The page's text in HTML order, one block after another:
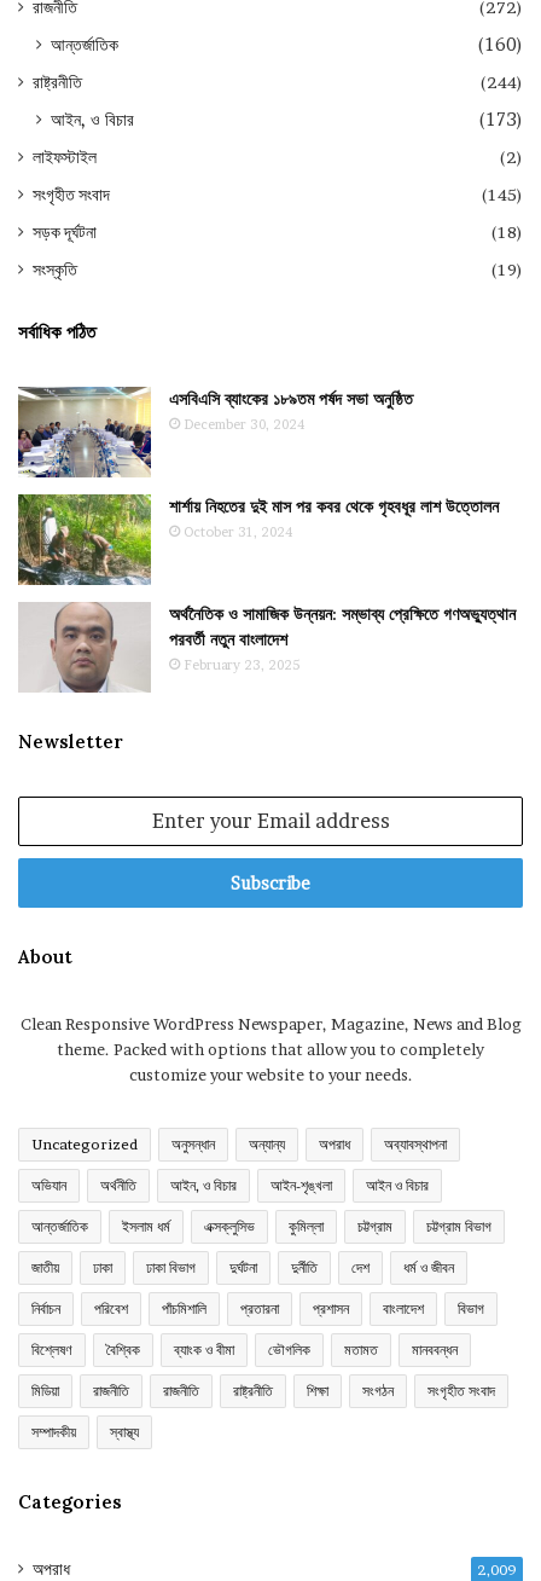
রাজনীতি
(272)
আন্তর্জাতিক (160)
রাষ্ট্রনীতি (244)
আইন, ও বিচার (173)
লাইফস্টাইল
(2)
সংগৃহীত সংবাদ
(145)
সড়ক দূর্ঘটনা
(18)
সংস্কৃতি
(19)
সর্বাধিক পঠিত
এসবিএসি ব্যাংকের ১৮৯তম পর্ষদ সভা অনুষ্ঠিত
December 30, 2024
শার্শায় নিহতের দুই মাস পর কবর থেকে গৃহবধূর লাশ উত্তোলন
October 31, 2024
অর্থনৈতিক ও সামাজিক উন্নয়ন: সম্ভাব্য প্রেক্ষিতে গণঅভ্যুত্থান
পরবর্তী নতুন বাংলাদেশ
February 23, 2025
Newsletter
Email
About
Clean Responsive WordPress Newspaper, Magazine, News and Blog
theme. Packed with options that allow you to completely
customize your website to your needs.
Uncategorized অনুসন্ধান অন্যান্য অপরাধ অব্যাবস্থাপনা
অভিযান অর্থনীতি আইন, ও বিচার আইন-শৃঙ্খলা আইন ও বিচার
আন্তর্জাতিক ইসলাম ধর্ম এক্সক্লুসিভ কুমিল্লা চট্টগ্রাম চট্টগ্রাম বিভাগ
জাতীয় ঢাকা ঢাকা বিভাগ দুর্ঘটনা দুর্নীতি দেশ ধর্ম ও জীবন
নির্বাচন পরিবেশ পাঁচমিশালি প্রতারনা প্রশাসন বাংলাদেশ বিভাগ
বিশ্লেষণ বৈশ্বিক ব্যাংক ও বীমা ভৌগলিক মতামত মানববন্ধন
মিডিয়া রাজনীতি রাজনীতি রাষ্ট্রনীতি শিক্ষা সংগঠন সংগৃহীত সংবাদ
সম্পাদকীয় স্বাস্থ্য
Categories
অপরাধ 2,009